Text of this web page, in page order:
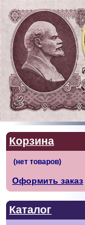
Корзина
Оформить заказ
Каталог